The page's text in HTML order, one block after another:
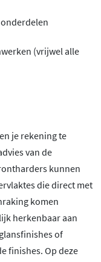
(vrijwel alle
je rekening te
van de
kunnen
die direct met
komen
herkenbaar aan
of
finishes. Op deze